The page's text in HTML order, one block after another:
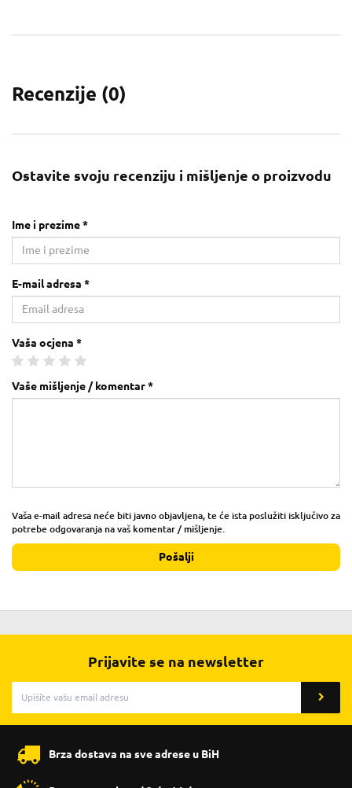
Recenzije (0)
Ostavite svoju recenziju i mišljenje o proizvodu
Ime i prezime *
E-mail adresa *
Vaša ocjena *
Vaše mišljenje / komentar *
Vaša e-mail adresa neće biti javno objavljena, te će ista poslužiti isključivo za
potrebe odgovaranja na vaš komentar / mišljenje.
Pošalji
Prijavite se na newsletter
Brza dostava na sve adrese u BiH